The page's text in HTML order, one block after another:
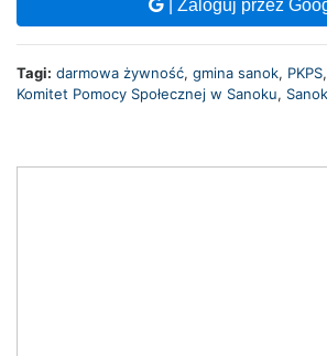
| Zaloguj przez
Tagi: darmowa żywność, gmina sanok, PKPS,
Komitet Pomocy Społecznej w Sanoku, Sanok